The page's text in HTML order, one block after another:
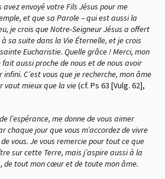
avez envoyé votre Fils Jésus pour me
et que sa Parole – qui est aussi la
je crois que Notre-Seigneur Jésus a offert
sa suite dans la Vie Éternelle, et je crois
Eucharistie. Quelle grâce ! Merci, mon
aussi proche de nous et de nous avoir
C’est vous que je recherche, mon âme
vaut mieux que la vie(cf. Ps 63 [Vulg. 62],
l’espérance, me donne de vous aimer
chaque jour que vous m’accordez de vivre
vous. Je vous remercie pour tout ce que
sur cette Terre, mais j’aspire aussi à la
de tout mon cœur et de toute mon âme.